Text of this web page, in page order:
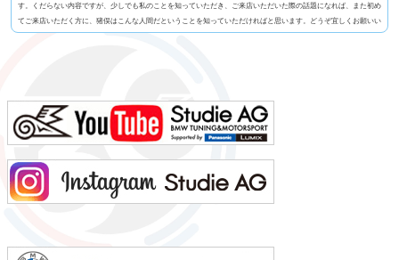
す。くだらない内容ですが、少しでも私のことを知っていただき、ご来店いただいた際の話題になれば、また初め
てご来店いただく方に、猪俣はこんな人間だということを知っていただければと思います。どうぞ宜しくお願いい